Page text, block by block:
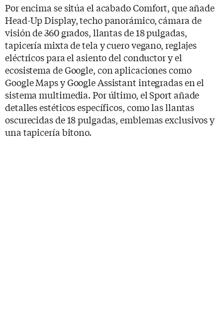
Por encima se sitúa el acabado Comfort, que añade
Head-Up Display, techo panorámico, cámara de
visión de 360 grados, llantas de 18 pulgadas,
tapicería mixta de tela y cuero vegano, reglajes
eléctricos para el asiento del conductor y el
ecosistema de Google, con aplicaciones como
Google Maps y Google Assistant integradas en el
sistema multimedia. Por último, el Sport añade
detalles estéticos específicos, como las llantas
oscurecidas de 18 pulgadas, emblemas exclusivos y
una tapicería bitono.